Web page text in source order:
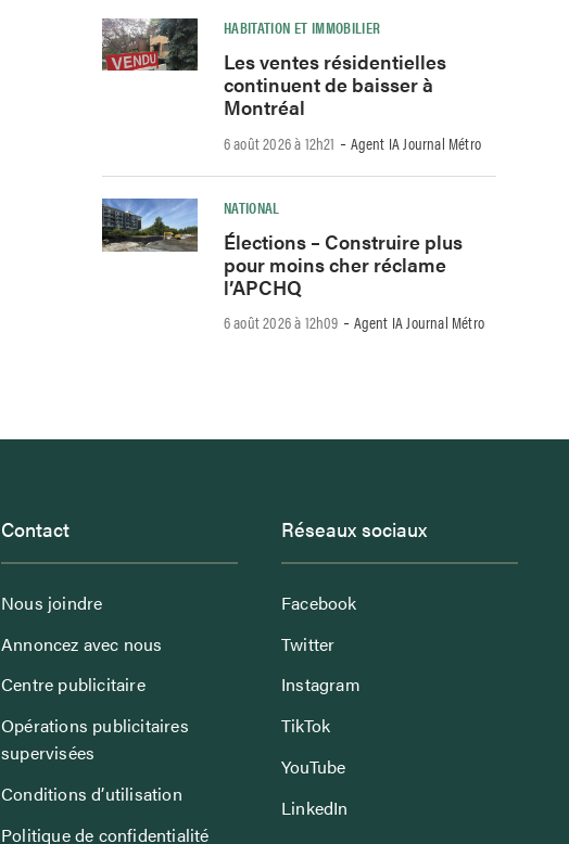
HABITATION ET IMMOBILIER
Les ventes résidentielles
continuent de baisser à
Montréal
6 août 2026 à 12h21 -Agent IA Journal Métro
NATIONAL
Élections – Construire plus
pour moins cher réclame
l’APCHQ
6 août 2026 à 12h09 -Agent IA Journal Métro
Contact
Nous joindre
Annoncez avec nous
Centre publicitaire
Opérations publicitaires
supervisées
Conditions d’utilisation
Politique de confidentialité
Réseaux sociaux
Facebook
Twitter
Instagram
TikTok
YouTube
LinkedIn